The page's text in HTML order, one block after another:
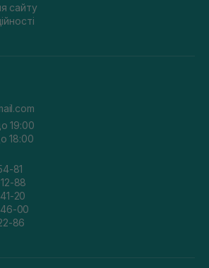
сайту
19:00
18:00
81
88
20
00
86